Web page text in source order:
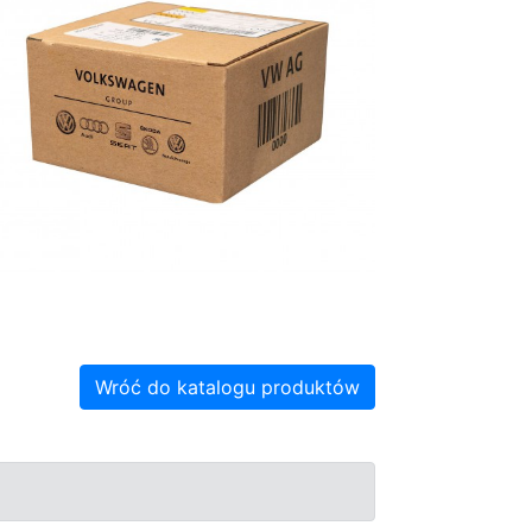
Wróć do katalogu produktów